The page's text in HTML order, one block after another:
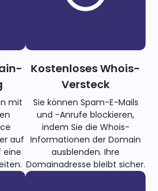
mit
auf
eine
Kostenloses Whois-
Versteck
Sie können Spam-E-Mails
und -Anrufe blockieren,
indem Sie die Whois-
Informationen der Domain
ausblenden. Ihre
Domainadresse bleibt sicher.